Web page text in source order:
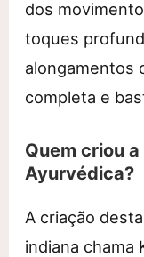
dos
toques
alongamentos
completa e
Quem criou
Ayurvédica?
A criação
indiana chama